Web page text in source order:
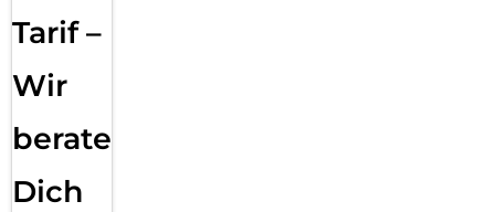
Tarif –
Wir
beraten
Dich